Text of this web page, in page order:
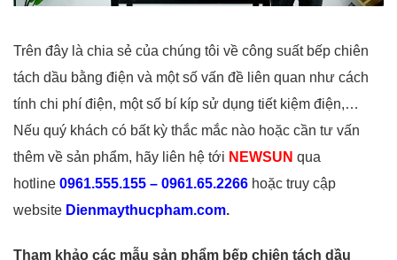
Trên đây là chia sẻ của chúng tôi về công suất bếp chiên
tách dầu bằng điện và một số vấn đề liên quan như cách
tính chi phí điện, một số bí kíp sử dụng tiết kiệm điện,…
Nếu quý khách có bất kỳ thắc mắc nào hoặc cần tư vấn
thêm về sản phẩm, hãy liên hệ tới NEWSUN qua
hotline 0961.555.155 – 0961.65.2266 hoặc truy cập
website Dienmaythucpham.com.
Tham khảo các mẫu sản phẩm bếp chiên tách dầu